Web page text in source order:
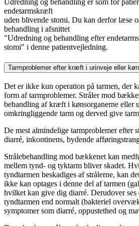
Udredning og behandling er som for
endetarmskræft
uden blivende stomi. Du kan derfor læse
behandling i afsnittet
"Udredning og behandling efter
stomi" i denne patientvejledning.
Tarmproblemer efter kræft i urinveje eller
Det er ikke kun operation på tarmen, der
form af tarmproblemer. Stråler mod
behandling af kræft i kønsorganerne eller
omkringliggende tarm og derved give
De mest almindelige tarmproblemer efter
diarré, inkontinens, bydende
Strålebehandling mod bækkenet kan
mellem tynd- og tyktarm bliver skadet.
tyndtarmen beskadiges af strålerne, kan
ikke kan optages i denne del af tarmen
hvilket kan give dig diarré. Derudover ses
tyndtarmen end normalt (bakteriel
symptomer som diarré, oppustethed og